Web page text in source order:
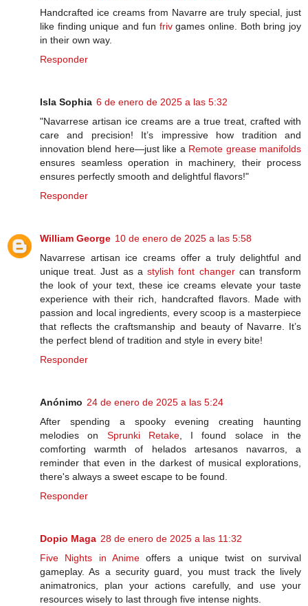
Handcrafted ice creams from Navarre are truly special, just
like finding unique and fun frivgames online. Both bring joy
in their own way.
Responder
Isla Sophia 6 de enero de 2025 a las 5:32
"Navarrese artisan ice creams are a true treat, crafted with
care and precision! It’s impressive how tradition and
innovation blend here—just like a Remote grease manifolds
ensures seamless operation in machinery, their process
ensures perfectly smooth and delightful flavors!"
Responder
William George 10 de enero de 2025 a las 5:58
Navarrese artisan ice creams offer a truly delightful and
unique treat. Just as astylish font changercan transform
the look of your text, these ice creams elevate your taste
experience with their rich, handcrafted flavors. Made with
passion and local ingredients, every scoop is a masterpiece
that reflects the craftsmanship and beauty of Navarre. It’s
the perfect blend of tradition and style in every bite!
Responder
Anónimo 24 de enero de 2025 a las 5:24
After spending a spooky evening creating haunting
melodies on Sprunki Retake, I found solace in the
comforting warmth of helados artesanos navarros, a
reminder that even in the darkest of musical explorations,
there's always a sweet escape to be found.
Responder
Dopio Maga 28 de enero de 2025 a las 11:32
Five Nights in Anime offers a unique twist on survival
gameplay. As a security guard, you must track the lively
animatronics, plan your actions carefully, and use your
resources wisely to last through five intense nights.